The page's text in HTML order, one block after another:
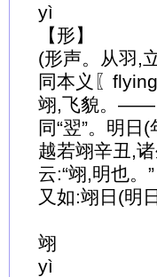
yì
【形】
(形声。从羽,
同本义〖flying
翊,飞貌。——
同“翌”。明日(
越若翊辛丑,
云:“翊,明也。”
又如:翊日(明
翊
yì